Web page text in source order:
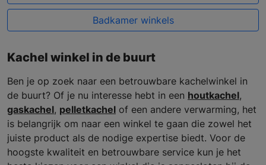
Badkamer winkels
Kachel winkel in de buurt
Ben je op zoek naar een betrouwbare kachelwinkel in
de buurt? Of je nu interesse hebt in een houtkachel,
gaskachel, pelletkachel of een andere verwarming, het
is belangrijk om naar een winkel te gaan die zowel het
juiste product als de nodige expertise biedt. Voor de
hoogste kwaliteit en betrouwbare service kun je het